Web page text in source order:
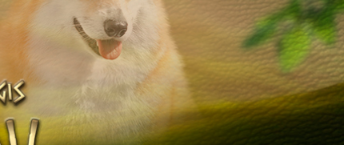
Щенята
Дитяча кімната